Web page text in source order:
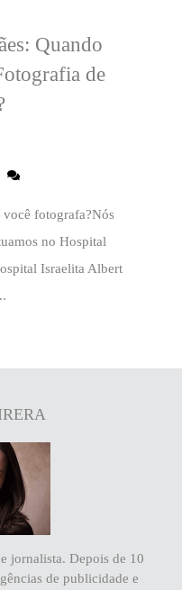
Quando
de
você fotografa?Nós
no Hospital
Israelita Albert
jornalista. Depois de 10
de publicidade e